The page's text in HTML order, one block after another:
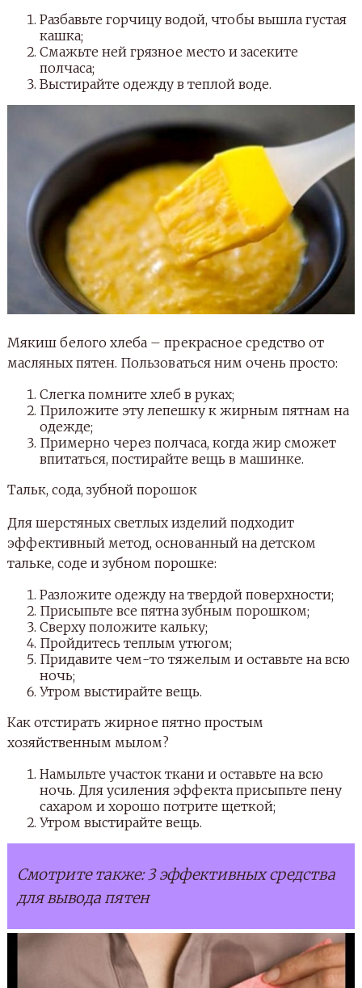
Разбавьте горчицу водой, чтобы вышла густая
кашка;
Смажьте ней грязное место и засеките
полчаса;
Выстирайте одежду в теплой воде.
Мякиш белого хлеба – прекрасное средство от
масляных пятен. Пользоваться ним очень просто:
Слегка помните хлеб в руках;
Приложите эту лепешку к жирным пятнам на
одежде;
Примерно через полчаса, когда жир сможет
впитаться, постирайте вещь в машинке.
Тальк, сода, зубной порошок
Для шерстяных светлых изделий подходит
эффективный метод, основанный на детском
тальке, соде и зубном порошке:
Разложите одежду на твердой поверхности;
Присыпьте все пятна зубным порошком;
Сверху положите кальку;
Пройдитесь теплым утюгом;
Придавите чем-то тяжелым и оставьте на всю
ночь;
Утром выстирайте вещь.
Как отстирать жирное пятно простым
хозяйственным мылом?
Намыльте участок ткани и оставьте на всю
ночь. Для усиления эффекта присыпьте пену
сахаром и хорошо потрите щеткой;
Утром выстирайте вещь.
Смотрите также: 3 эффективных средства
для вывода пятен